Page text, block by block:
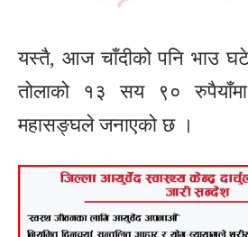
यस्तै, आज चाँदीको पनि भाउ
तोलाको १३ सय ९०
महासङ्घले जनाएको छ ।